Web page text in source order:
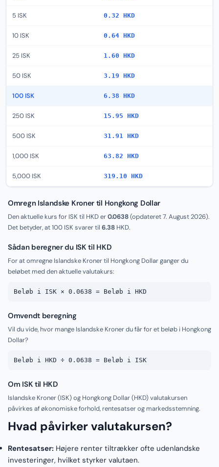
5 ISK 0.32 HKD
10 ISK 0.64 HKD
25 ISK 1.60 HKD
50 ISK 3.19 HKD
100 ISK 6.38 HKD
250 ISK 15.95 HKD
500 ISK 31.91 HKD
1,000 ISK 63.82 HKD
5,000 ISK 319.10 HKD
Omregn Islandske Kroner til Hongkong Dollar
Den aktuelle kurs for ISK til HKD er0.0638(opdateret7. August 2026).
Det betyder, at 100 ISK svarer til 6.38 HKD.
Sådan beregner du ISK til HKD
For at omregne Islandske Kroner til Hongkong Dollar ganger du
beløbet med den aktuelle valutakurs:
Beløb i ISK × 0.0638 = Beløb i HKD
Omvendt beregning
Vil du vide, hvor mange Islandske Kroner du får for et beløb i Hongkong
Dollar?
Beløb i HKD ÷ 0.0638 = Beløb i ISK
Om ISK til HKD
Islandske Kroner (ISK) og Hongkong Dollar (HKD) valutakursen
påvirkes af økonomiske forhold, rentesatser og markedsstemning.
Hvad påvirker valutakursen?
Rentesatser: Højere renter tiltrækker ofte udenlandske
investeringer, hvilket styrker valutaen.